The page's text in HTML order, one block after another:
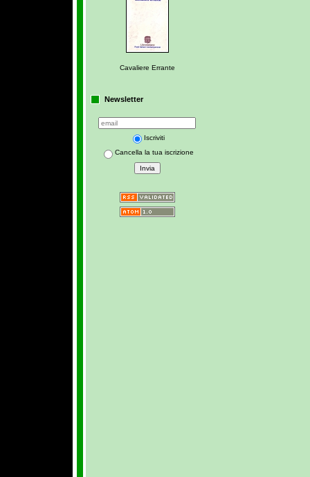
Cavaliere Errante
Newsletter
Iscriviti
Cancella la tua iscrizione